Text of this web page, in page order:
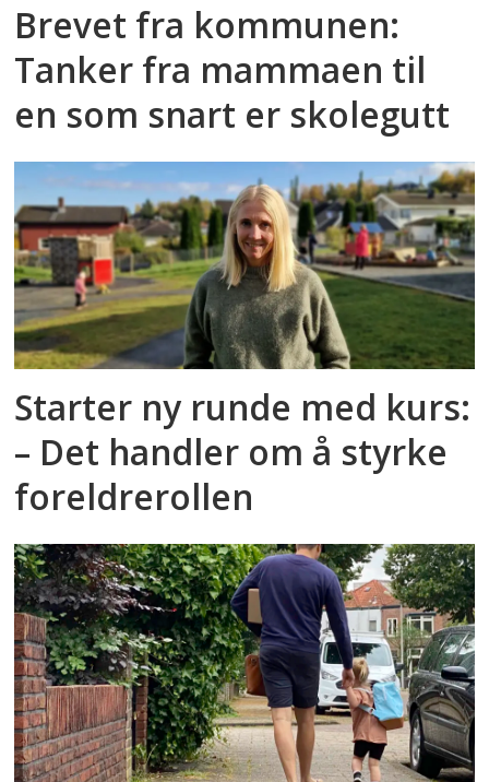
Brevet fra kommunen:
Tanker fra mammaen til
en som snart er skolegutt
Starter ny runde med kurs:
– Det handler om å styrke
foreldrerollen